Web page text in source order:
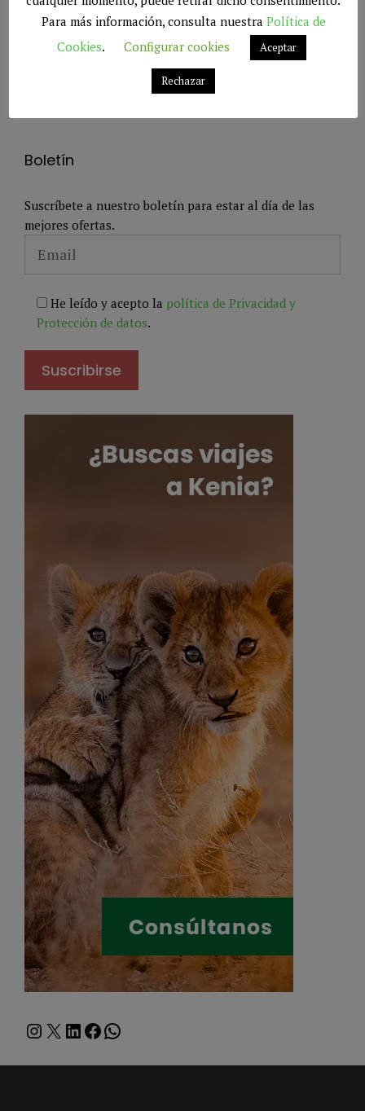
de Somalia. La isla de Manda dispone de
, y una flota de lanchas diésel te
Boletín
Suscríbete a nuestro boletín para estar al día de las
mejores ofertas.
He leído y acepto la política de Privacidad y
Protección de datos.
Instagram
X LinkedIn
Facebook
WhatsApp
Para más información, consulta nuestra Política de
Cookies. Configurar cookies Aceptar
Rechazar